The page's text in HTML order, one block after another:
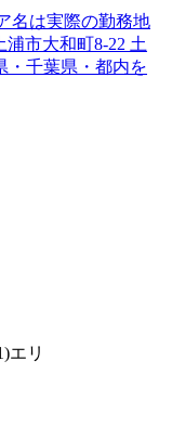
名は実際の勤務地
市大和町8-22 土
・千葉県・都内を
エリ